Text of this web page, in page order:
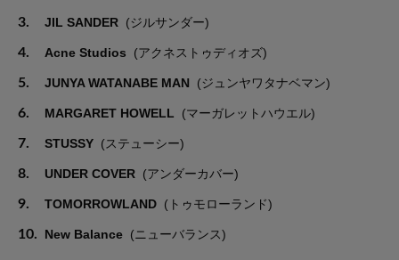
3. JIL SANDER (ジルサンダー)
4. Acne Studios (アクネストゥディオズ)
5. JUNYA WATANABE MAN (ジュンヤワタナベマン)
6. MARGARET HOWELL (マーガレットハウエル)
7. STUSSY (ステューシー)
8. UNDER COVER (アンダーカバー)
9. TOMORROWLAND (トゥモローランド)
10. New Balance (ニューバランス)